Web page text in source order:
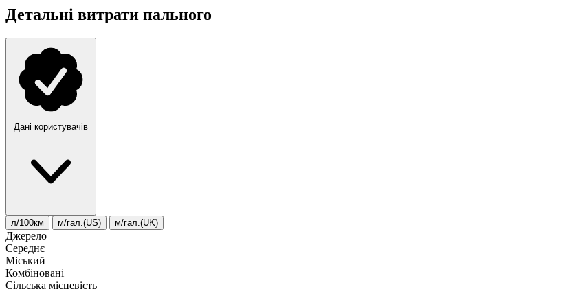
Детальні витрати пального
Дані користувачів
л/100км м/гал.(US) м/гал.(UK)
Джерело
Середнє
Міський
Комбіновані
Сільська місцевість